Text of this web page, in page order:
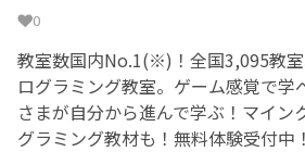
0
教室数国内No.1(※)！全国3,095教
ログラミング教室。ゲーム感覚で学
さまが自分から進んで学ぶ！マイン
グラミング教材も！無料体験受付中！